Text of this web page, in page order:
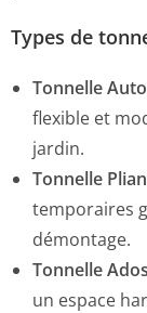
Types de
Tonnelle
flexible et
jardin.
Tonnelle
temporaires
démontage.
Tonnelle
un espace